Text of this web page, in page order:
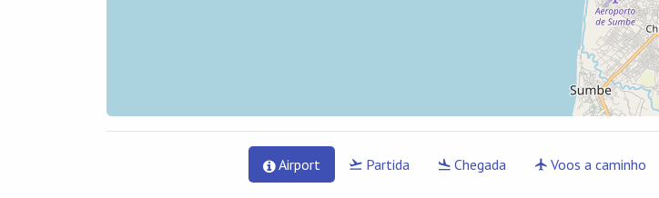
Airport Partida Chegada Voos a caminho